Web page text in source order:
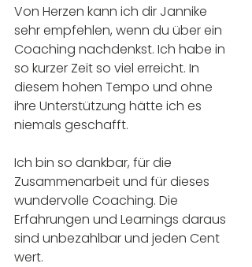
Von Herzen kann ich dir Jannike
sehr empfehlen, wenn du über ein
Coaching nachdenkst. Ich habe in
so kurzer Zeit so viel erreicht. In
diesem hohen Tempo und ohne
ihre Unterstützung hätte ich es
niemals geschafft.
Ich bin so dankbar, für die
Zusammenarbeit und für dieses
wundervolle Coaching. Die
Erfahrungen und Learnings daraus
sind unbezahlbar und jeden Cent
wert.